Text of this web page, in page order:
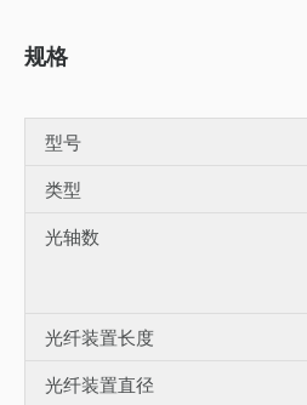
规格
型号
类型
光轴数
光纤装置长度
光纤装置直径